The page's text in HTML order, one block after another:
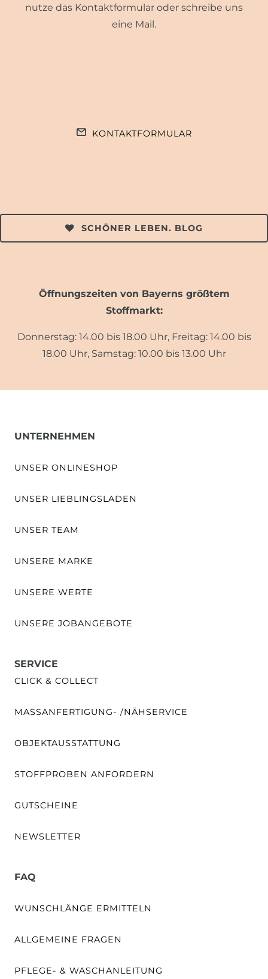
nutze das Kontaktformular oder schreibe uns
eine Mail.
KONTAKTFORMULAR
SCHÖNER LEBEN. BLOG
Öffnungszeiten von Bayerns größtem
Stoffmarkt:
Donnerstag: 14.00 bis 18.00 Uhr, Freitag: 14.00 bis
18.00 Uhr, Samstag: 10.00 bis 13.00 Uhr
UNTERNEHMEN
UNSER ONLINESHOP
UNSER LIEBLINGSLADEN
UNSER TEAM
UNSERE MARKE
UNSERE WERTE
UNSERE JOBANGEBOTE
SERVICE
CLICK & COLLECT
MASSANFERTIGUNG- /NÄHSERVICE
OBJEKTAUSSTATTUNG
STOFFPROBEN ANFORDERN
GUTSCHEINE
NEWSLETTER
FAQ
WUNSCHLÄNGE ERMITTELN
ALLGEMEINE FRAGEN
PFLEGE- & WASCHANLEITUNG